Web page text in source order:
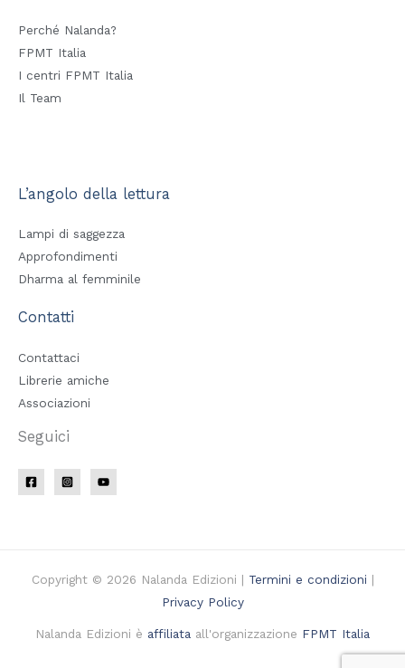
Perché Nalanda?
FPMT Italia
I centri FPMT Italia
Il Team
L’angolo della lettura
Lampi di saggezza
Approfondimenti
Dharma al femminile
Contatti
Contattaci
Librerie amiche
Associazioni
Seguici
Copyright © 2026 Nalanda Edizioni | Termini e condizioni |
Privacy Policy
Nalanda Edizioni è affiliata all'organizzazione FPMT Italia